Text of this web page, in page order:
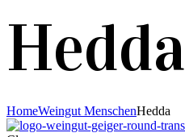
Hedda
HomeWeingut MenschenHedda